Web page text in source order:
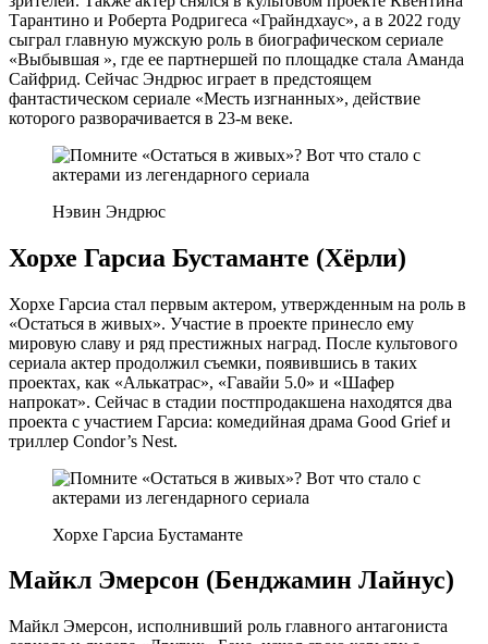
Тарантино и Роберта Родригеса «Грайндхаус», а в 2022 году
сыграл главную мужскую роль в биографическом сериале
«Выбывшая », где ее партнершей по площадке стала Аманда
Сайфрид. Сейчас Эндрюс играет в предстоящем
фантастическом сериале «Месть изгнанных», действие
которого разворачивается в 23-м веке.
Нэвин Эндрюс
Хорхе Гарсиа Бустаманте (Хёрли)
Хорхе Гарсиа стал первым актером, утвержденным на роль в
«Остаться в живых». Участие в проекте принесло ему
мировую славу и ряд престижных наград. После культового
сериала актер продолжил съемки, появившись в таких
проектах, как «Алькатрас», «Гавайи 5.0» и «Шафер
напрокат». Сейчас в стадии постпродакшена находятся два
проекта с участием Гарсиа: комедийная драма Good Grief и
триллер Condor’s Nest.
Хорхе Гарсиа Бустаманте
Майкл Эмерсон (Бенджамин Лайнус)
Майкл Эмерсон, исполнивший роль главного антагониста